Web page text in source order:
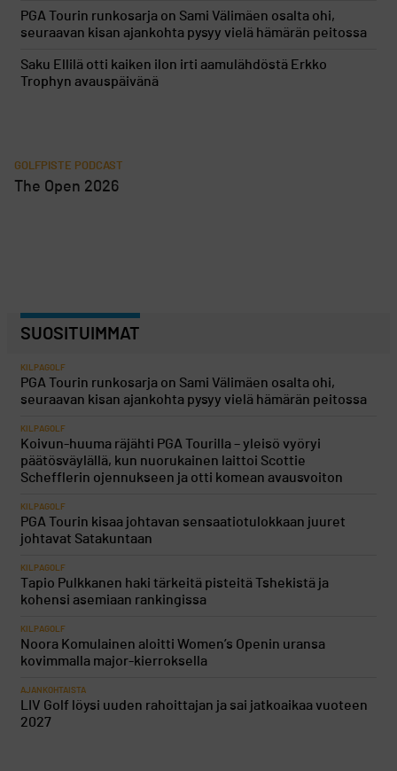
PGA Tourin runkosarja on Sami Välimäen osalta ohi,
seuraavan kisan ajankohta pysyy vielä hämärän peitossa
Saku Ellilä otti kaiken ilon irti aamulähdöstä Erkko
Trophyn avauspäivänä
GOLFPISTE PODCAST
The Open 2026
SUOSITUIMMAT
KILPAGOLF
PGA Tourin runkosarja on Sami Välimäen osalta ohi,
seuraavan kisan ajankohta pysyy vielä hämärän peitossa
KILPAGOLF
Koivun-huuma räjähti PGA Tourilla – yleisö vyöryi
päätösväylällä, kun nuorukainen laittoi Scottie
Schefflerin ojennukseen ja otti komean avausvoiton
KILPAGOLF
PGA Tourin kisaa johtavan sensaatiotulokkaan juuret
johtavat Satakuntaan
KILPAGOLF
Tapio Pulkkanen haki tärkeitä pisteitä Tshekistä ja
kohensi asemiaan rankingissa
KILPAGOLF
Noora Komulainen aloitti Women’s Openin uransa
kovimmalla major-kierroksella
AJANKOHTAISTA
LIV Golf löysi uuden rahoittajan ja sai jatkoaikaa vuoteen
2027